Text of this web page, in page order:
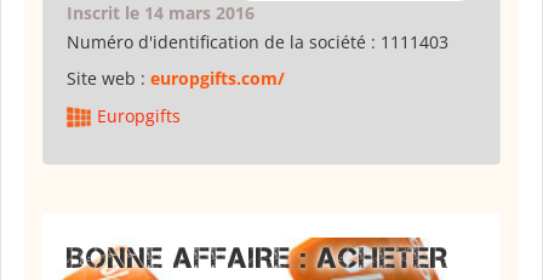
Inscrit le 14 mars 2016
Numéro d'identification de la société : 1111403
Site web : europgifts.com/
Europgifts
BONNE AFFAIRE : ACHETER